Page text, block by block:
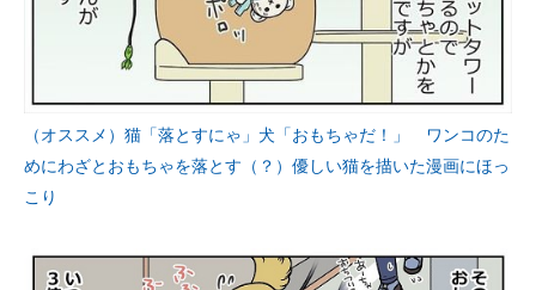
（オススメ）猫「落とすにゃ」犬「おもちゃだ！」 ワンコのた
めにわざとおもちゃを落とす（？）優しい猫を描いた漫画にほっ
こり